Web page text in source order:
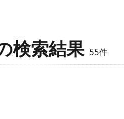
検索結果 55件